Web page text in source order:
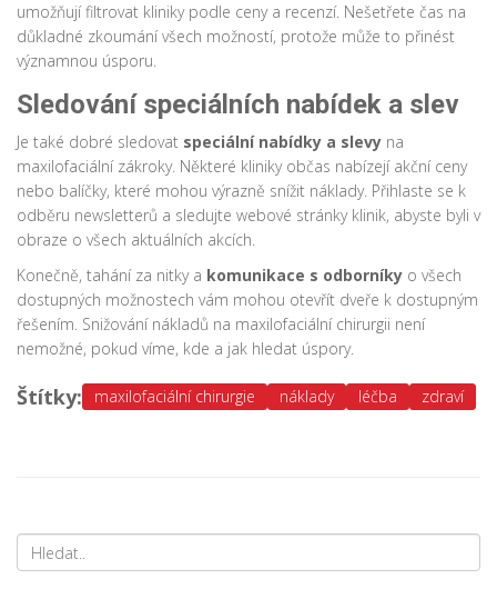
umožňují filtrovat kliniky podle ceny a recenzí. Nešetřete čas na
důkladné zkoumání všech možností, protože může to přinést
významnou úsporu.
Sledování speciálních nabídek a slev
Je také dobré sledovat speciální nabídky a slevy na
maxilofaciální zákroky. Některé kliniky občas nabízejí akční ceny
nebo balíčky, které mohou výrazně snížit náklady. Přihlaste se k
odběru newsletterů a sledujte webové stránky klinik, abyste byli v
obraze o všech aktuálních akcích.
Konečně, tahání za nitky a komunikace s odborníky o všech
dostupných možnostech vám mohou otevřít dveře k dostupným
řešením. Snižování nákladů na maxilofaciální chirurgii není
nemožné, pokud víme, kde a jak hledat úspory.
Štítky: maxilofaciální chirurgie náklady léčba zdraví